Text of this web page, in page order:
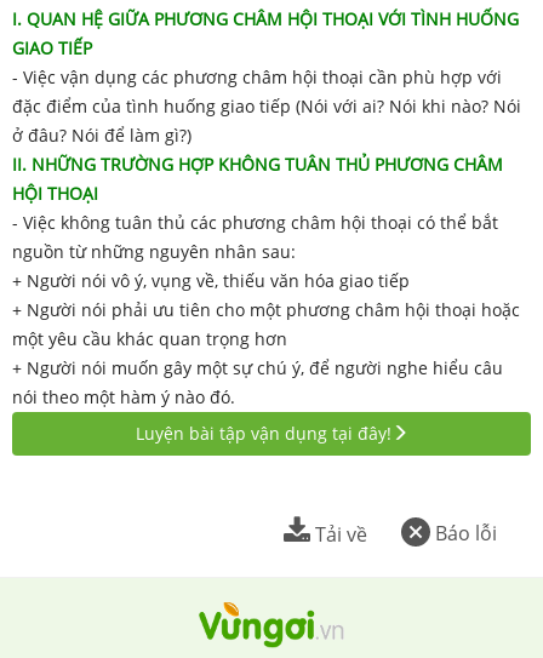
I. QUAN HỆ GIỮA PHƯƠNG CHÂM HỘI THOẠI VỚI TÌNH HUỐNG
GIAO TIẾP
- Việc vận dụng các phương châm hội thoại cần phù hợp với
đặc điểm của tình huống giao tiếp (Nói với ai? Nói khi nào? Nói
ở đâu? Nói để làm gì?)
II. NHỮNG TRƯỜNG HỢP KHÔNG TUÂN THỦ PHƯƠNG CHÂM
HỘI THOẠI
- Việc không tuân thủ các phương châm hội thoại có thể bắt
nguồn từ những nguyên nhân sau:
+ Người nói vô ý, vụng về, thiếu văn hóa giao tiếp
+ Người nói phải ưu tiên cho một phương châm hội thoại hoặc
một yêu cầu khác quan trọng hơn
+ Người nói muốn gây một sự chú ý, để người nghe hiểu câu
nói theo một hàm ý nào đó.
Luyện bài tập vận dụng tại đây!
Báo lỗi
Tải về